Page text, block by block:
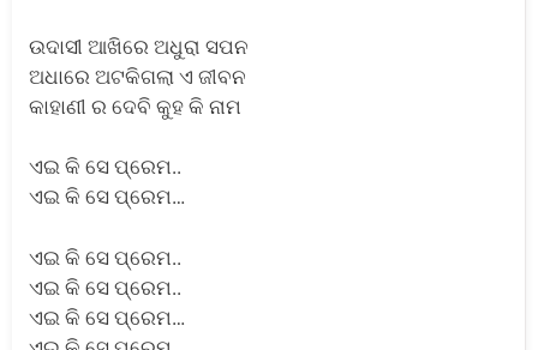
ଉଦାସୀ ଆଖିରେ ଅଧୁରା ସପନ
ଅଧାରେ ଅଟକିଗଲା ଏ ଜୀବନ
କାହାଣୀ ର ଦେବି କୁହ କି ନାମ
ଏଇ କି ସେ ପ୍ରେମ..
ଏଇ କି ସେ ପ୍ରେମ…
ଏଇ କି ସେ ପ୍ରେମ..
ଏଇ କି ସେ ପ୍ରେମ..
ଏଇ କି ସେ ପ୍ରେମ…